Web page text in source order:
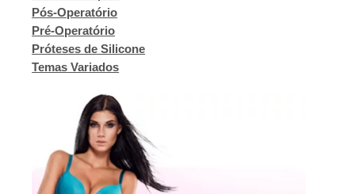
Pós-Operatório
Pré-Operatório
Próteses de Silicone
Temas Variados